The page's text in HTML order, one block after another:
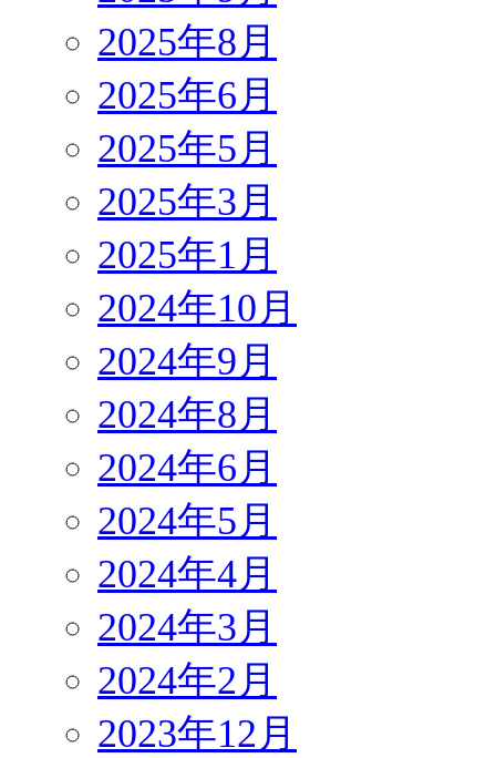
2025年8月
2025年6月
2025年5月
2025年3月
2025年1月
2024年10月
2024年9月
2024年8月
2024年6月
2024年5月
2024年4月
2024年3月
2024年2月
2023年12月